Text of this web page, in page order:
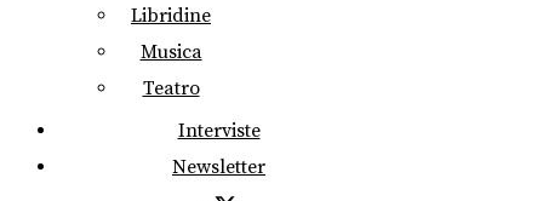
Libridine
Musica
Teatro
Interviste
Newsletter